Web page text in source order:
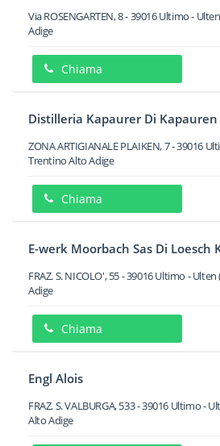
Via ROSENGARTEN, 8-39016Ultimo - Ulten
Adige
Chiama
Distilleria Kapaurer Di Kapauren
ZONA ARTIGIANALE PLAIKEN, 7-39016
Trentino Alto Adige
Chiama
E-werk Moorbach Sas Di Loesch
FRAZ. S. NICOLO', 55-39016Ultimo - Ulten
Adige
Chiama
Engl Alois
FRAZ. S. VALBURGA, 533-39016 Ultimo -
Alto Adige